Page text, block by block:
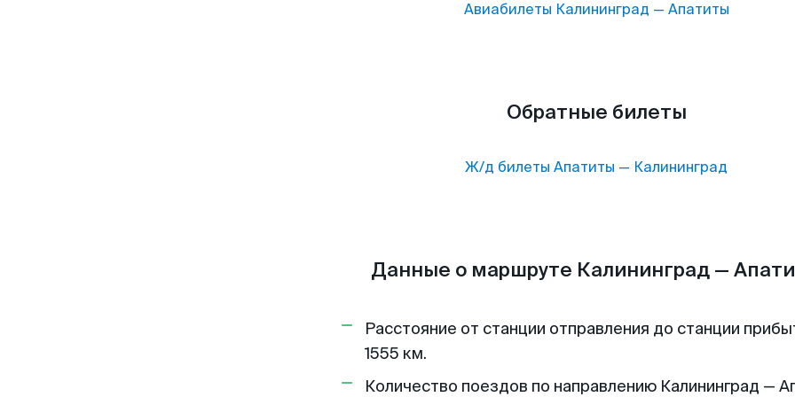
Авиабилеты Калининград — Апатиты
Обратные билеты
Ж/д билеты Апатиты — Калининград
Данные о маршруте Калининград —
Расстояние от станции отправления до станции
1555 км.
Количество поездов по направлению Калининград —